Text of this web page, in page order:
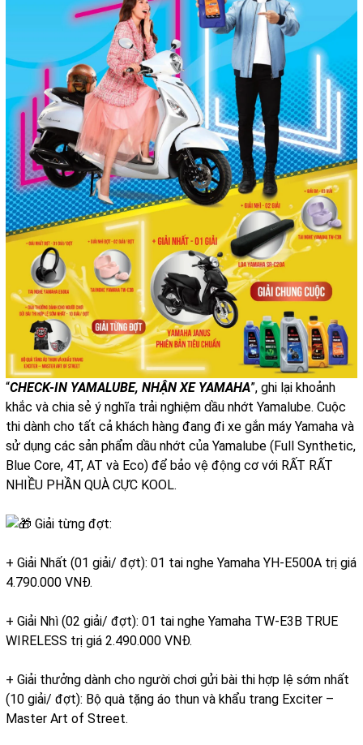
“CHECK-IN YAMALUBE, NHẬN XE YAMAHA”, ghi lại khoảnh
khắc và chia sẻ ý nghĩa trải nghiệm dầu nhớt Yamalube. Cuộc
thi dành cho tất cả khách hàng đang đi xe gắn máy Yamaha và
sử dụng các sản phẩm dầu nhớt của Yamalube (Full Synthetic,
Blue Core, 4T, AT và Eco) để bảo vệ động cơ với RẤT RẤT
NHIỀU PHẦN QUÀ CỰC KOOL.
Giải từng đợt:
+ Giải Nhất (01 giải/ đợt): 01 tai nghe Yamaha YH-E500A trị giá
4.790.000 VNĐ.
+ Giải Nhì (02 giải/ đợt): 01 tai nghe Yamaha TW-E3B TRUE
WIRELESS trị giá 2.490.000 VNĐ.
+ Giải thưởng dành cho người chơi gửi bài thi hợp lệ sớm nhất
(10 giải/ đợt): Bộ quà tặng áo thun và khẩu trang Exciter –
Master Art of Street.